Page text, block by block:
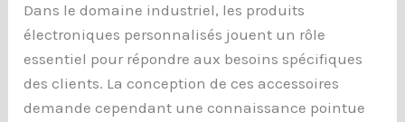
Dans le domaine industriel, les produits
électroniques personnalisés jouent un rôle
essentiel pour répondre aux besoins spécifiques
des clients. La conception de ces accessoires
demande cependant une connaissance pointue